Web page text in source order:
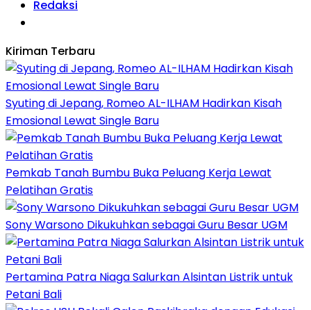
Redaksi
Kiriman Terbaru
Syuting di Jepang, Romeo AL-ILHAM Hadirkan Kisah
Emosional Lewat Single Baru
Pemkab Tanah Bumbu Buka Peluang Kerja Lewat
Pelatihan Gratis
Sony Warsono Dikukuhkan sebagai Guru Besar UGM
Pertamina Patra Niaga Salurkan Alsintan Listrik untuk
Petani Bali